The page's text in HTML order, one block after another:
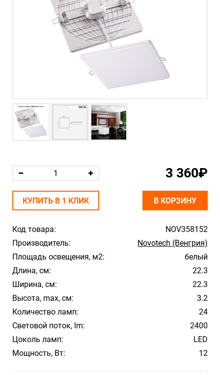
Код товара:
NOV358152
Производитель:
Novotech (Венгрия)
Площадь освещения, м2:
белый
Длина, см:
22.3
Ширина, см:
22.3
Высота, max, см:
3.2
Количество ламп:
24
Световой поток, lm:
2400
Цоколь ламп:
LED
Мощность, Вт:
12
3 360₽
КУПИТЬ В 1 КЛИК В КОРЗИНУ